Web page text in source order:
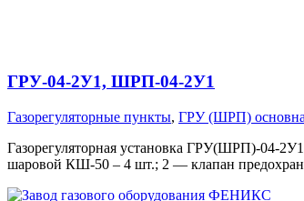
ГРУ-04-2У1, ШРП-04-2У1
Газорегуляторные пункты, ГРУ (ШРП)
Газорегуляторная установка ГРУ(ШРП)-04-
шаровой КШ-50 – 4 шт.; 2 — клапан